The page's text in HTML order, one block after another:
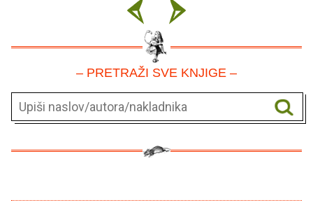
– PRETRAŽI SVE KNJIGE –